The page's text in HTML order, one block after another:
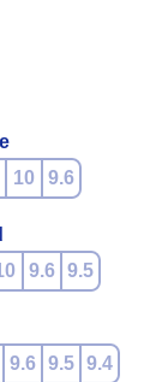
10 9.6
9.6 9.5
9.6 9.5 9.4